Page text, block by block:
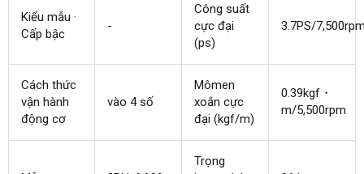
Kiểu mẫu ·
Cấp bậc
-
Công suất
cực đại
(ps)
3.7PS/
Cách thức
vận hành
động cơ
vào 4 số
Mômen
xoắn cực
đại (kgf/m)
0.39kgf・
m/5,500rpm
Trọng